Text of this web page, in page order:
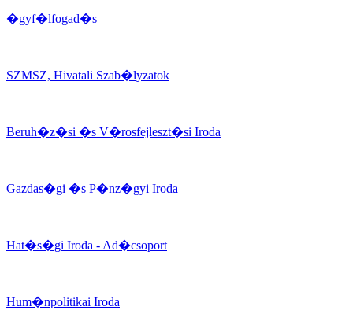
�gyf�lfogad�s
SZMSZ, Hivatali Szab�lyzatok
Beruh�z�si �s V�rosfejleszt�si Iroda
Gazdas�gi �s P�nz�gyi Iroda
Hat�s�gi Iroda - Ad�csoport
Hum�npolitikai Iroda